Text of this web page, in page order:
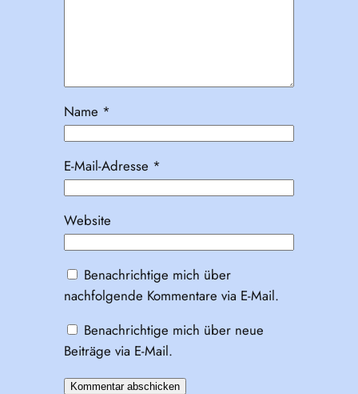
Name *
E-Mail-Adresse *
Website
Benachrichtige mich über
nachfolgende Kommentare via E-Mail.
Benachrichtige mich über neue
Beiträge via E-Mail.